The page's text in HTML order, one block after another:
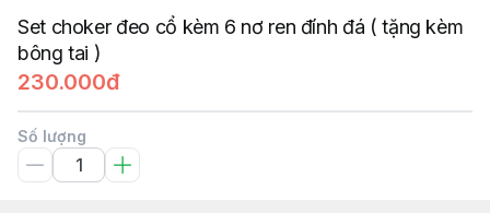
Set choker đeo cổ kèm 6 nơ ren đính đá ( tặng kèm
bông tai )
230.000đ
Số lượng